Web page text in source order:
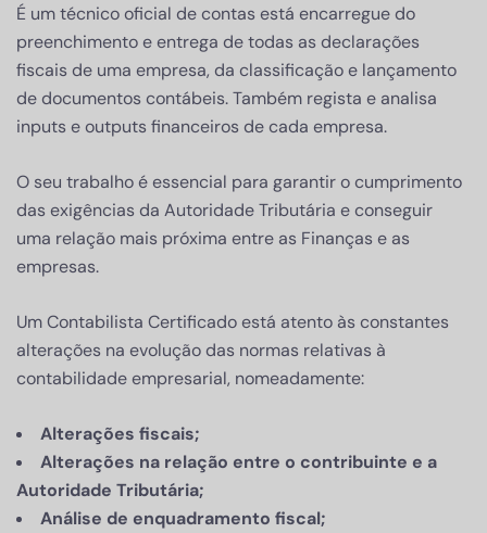
É um técnico oficial de contas está encarregue do
preenchimento e entrega de todas as declarações
fiscais de uma empresa, da classificação e lançamento
de documentos contábeis. Também regista e analisa
inputs e outputs financeiros de cada empresa.
O seu trabalho é essencial para garantir o cumprimento
das exigências da Autoridade Tributária e conseguir
uma relação mais próxima entre as Finanças e as
empresas.
Um Contabilista Certificado está atento às constantes
alterações na evolução das normas relativas à
contabilidade empresarial, nomeadamente:
Alterações fiscais;
Alterações na relação entre o contribuinte e a
Autoridade Tributária;
Análise de enquadramento fiscal;